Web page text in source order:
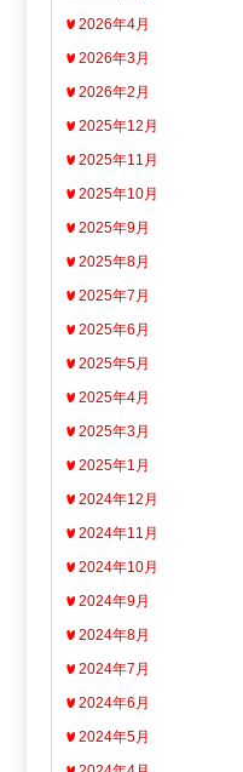
2026年4月
2026年3月
2026年2月
2025年12月
2025年11月
2025年10月
2025年9月
2025年8月
2025年7月
2025年6月
2025年5月
2025年4月
2025年3月
2025年1月
2024年12月
2024年11月
2024年10月
2024年9月
2024年8月
2024年7月
2024年6月
2024年5月